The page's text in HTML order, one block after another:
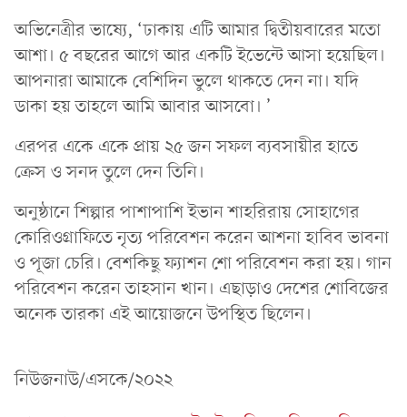
অভিনেত্রীর ভাষ্যে, ‘ঢাকায় এটি আমার দ্বিতীয়বারের মতো
আশা। ৫ বছরের আগে আর একটি ইভেন্টে আসা হয়েছিল।
আপনারা আমাকে বেশিদিন ভুলে থাকতে দেন না। যদি
ডাকা হয় তাহলে আমি আবার আসবো। ’
এরপর একে একে প্রায় ২৫ জন সফল ব্যবসায়ীর হাতে
ক্রেস ও সনদ তুলে দেন তিনি।
অনুষ্ঠানে শিল্পার পাশাপাশি ইভান শাহরিরায় সোহাগের
কোরিওগ্রাফিতে নৃত্য পরিবেশন করেন আশনা হাবিব ভাবনা
ও পূজা চেরি। বেশকিছু ফ্যাশন শো পরিবেশন করা হয়। গান
পরিবেশন করেন তাহসান খান। এছাড়াও দেশের শোবিজের
অনেক তারকা এই আয়োজনে উপস্থিত ছিলেন।
নিউজনাউ/এসকে/২০২২